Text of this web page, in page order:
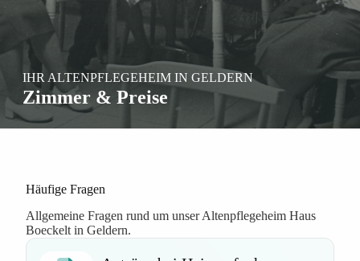
IHR ALTENPFLEGEHEIM IN GELDERN
Zimmer & Preise
Häufige Fragen
Allgemeine Fragen rund um unser Altenpflegeheim Haus
Boeckelt in Geldern.